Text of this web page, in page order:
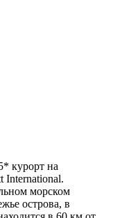
курорт на
морском
острова, в